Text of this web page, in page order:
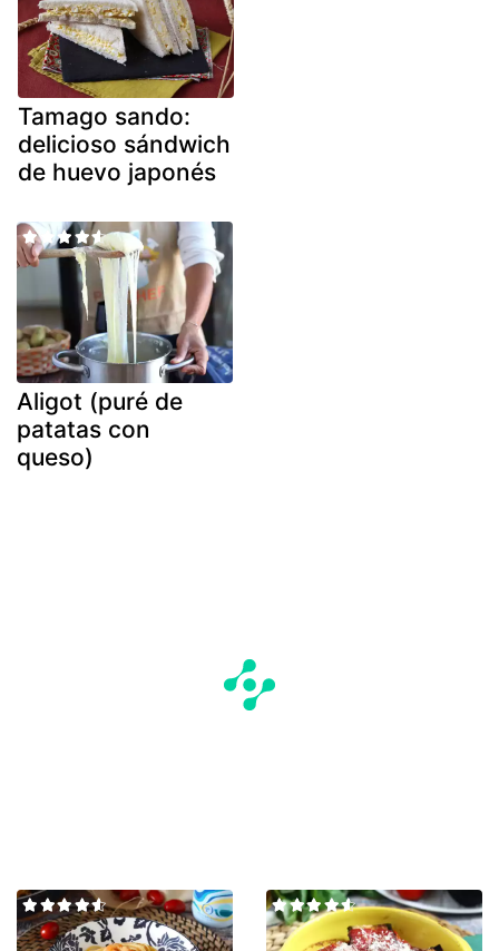
Tamago sando:
delicioso sándwich
de huevo japonés
Aligot (puré de
patatas con
queso)